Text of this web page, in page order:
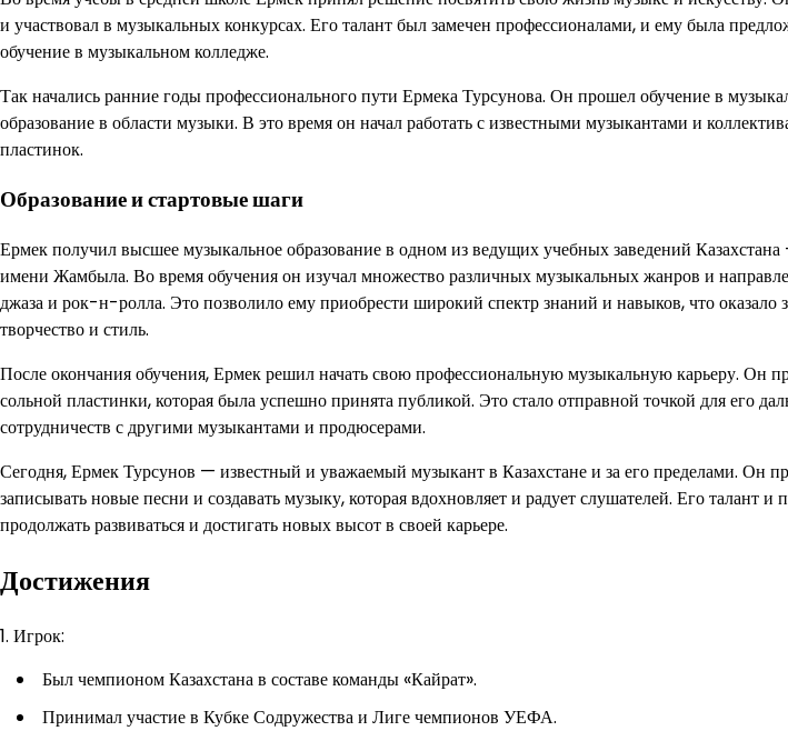
и участвовал в музыкальных конкурсах. Его талант был замечен профессионалами, и ему была
обучение в музыкальном колледже.
Так начались ранние годы профессионального пути Ермека Турсунова. Он прошел обучение в
образование в области музыки. В это время он начал работать с известными музыкантами и
пластинок.
Образование и стартовые шаги
Ермек получил высшее музыкальное образование в одном из ведущих учебных заведений
имени Жамбыла. Во время обучения он изучал множество различных музыкальных жанров и
джаза и рок-н-ролла. Это позволило ему приобрести широкий спектр знаний и навыков, что оказало
творчество и стиль.
После окончания обучения, Ермек решил начать свою профессиональную музыкальную карьеру. Он
сольной пластинки, которая была успешно принята публикой. Это стало отправной точкой для его
сотрудничеств с другими музыкантами и продюсерами.
Сегодня, Ермек Турсунов — известный и уважаемый музыкант в Казахстане и за его пределами. Он
записывать новые песни и создавать музыку, которая вдохновляет и радует слушателей. Его талант
продолжать развиваться и достигать новых высот в своей карьере.
Достижения
1. Игрок:
Был чемпионом Казахстана в составе команды «Кайрат».
Принимал участие в Кубке Содружества и Лиге чемпионов УЕФА.